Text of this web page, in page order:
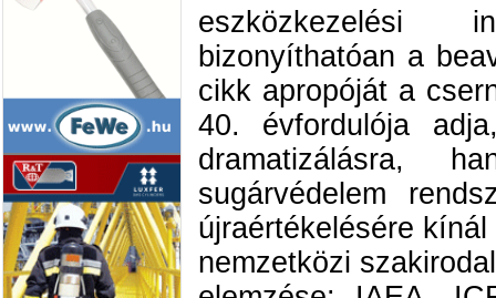
eszközkezelési
bizonyíthatóan a
cikk apropóját a
40. évfordulója
dramatizálásra,
sugárvédelem
újraértékelésére
nemzetközi